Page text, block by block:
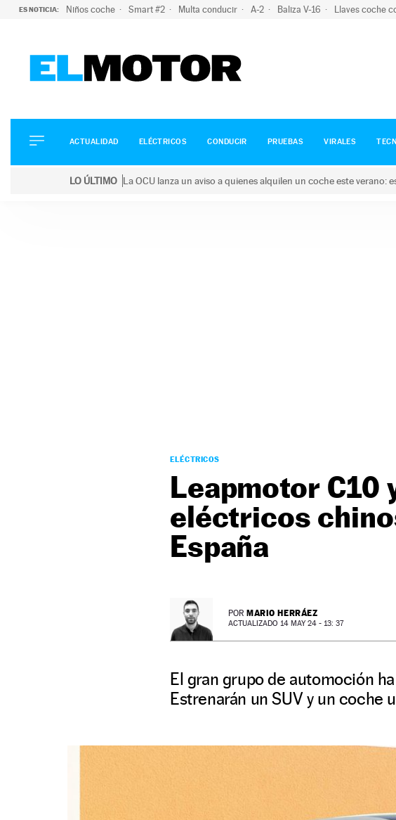
ES NOTICIA: Niños coche Smart #2 Multa conducir A-2 Baliza V-16 Llaves coche
ELÉCTRICOS
CONDUCIR
ACTUALIDAD ELÉCTRICOS CONDUCIR PRUEBAS VIRALES
LO ÚLTIMO La OCU lanza un aviso a quienes alquilen un coche este
ELÉCTRICOS
Leapmotor C10
eléctricos
España
POR MARIO HERRÁEZ
ACTUALIZADO 14 MAY 24 - 13: 37
El gran grupo de automoción
Estrenarán un SUV y un coche